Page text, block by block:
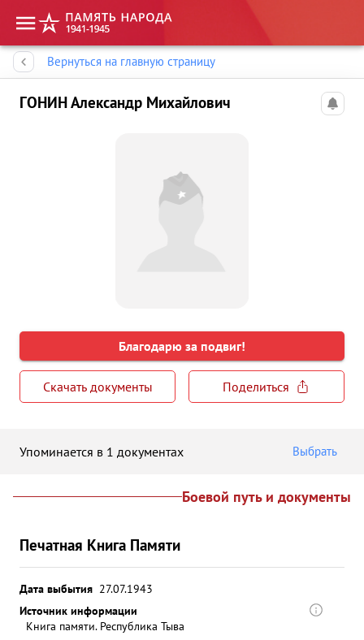
Вернуться на главную страницу
ГОНИН Александр Михайлович
Благодарю за подвиг!
Скачать документы Поделиться
Упоминается в 1 документах Выбрать
Боевой путь и документы
Печатная Книга Памяти
Дата выбытия 27.07.1943
Источник информации
Книга памяти. Республика Тыва
Память народа